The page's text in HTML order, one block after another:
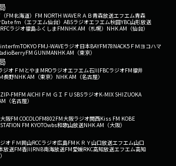
FM北海道） FM NORTH WAVEＲＡＢ青森放送エフエム青森
Date fm（エフエム仙台） ABSラジオエフエム秋田YBC山形放送
RFCラジオ福島ふくしまFMNHK AM（札幌） NHK AM（仙台）
interfmTOKYO FMJ-WAVEラジオ日本BAYFM78NACK5 ＦＭヨコハマ
FM GUNMANHK AM（東京）
ジオ ＦＭとやまMROラジオエフエム石川FBCラジオFM福井
長野NHK AM（東京） NHK AM（名古屋）
ZIP-FMFM AICHI ＦＭ ＧＩＦＵ SBSラジオK-MIX SHIZUOKA
（名古屋）
阪FM COCOLOFM802FM大阪ラジオ関西Kiss FM KOBE
FM KYOTOwbs和歌山放送NHK AM（大阪）
オ ＦＭ岡山RCCラジオ広島FM ＫＲＹ山口放送エフエム山口
放送FM香川RNB南海放送FM愛媛RKC高知放送エフエム高知